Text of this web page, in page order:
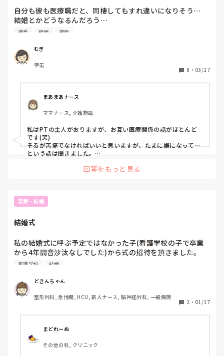
自分も彼も医療職だと、同棲してもすれ違いになりそう…
結婚とかどうなるんだろう…
か、、
気をつけるべきこととか彼と話し合っておくべきこととかあ
りますか？
彼氏 結婚 夜勤
むぎ
学生
8 ・ 03/17
まあまあナース
ママナース, 介護施設
私はPTの主人がおりますが、お互い医療関係の話がほとんど
です(笑)
そるが苦痛でなければいいと思いますが、たまに嫌になって…
という話は聞きました。
も許してくれる、もしくは自分がやってくれないかと話し合っ
回答をもっと見る
恋愛・結婚
結婚式
私の結婚式に呼ぶ予定ではなかった子(看護学校の子で卒業
から4年間音沙汰なしでした)から式の招待を頂きました。
行くか否か、また私の式に招待するか否か悩みます。
看護学校 結婚
どきんちゃん
整形外科, 急性期, HCU, 新人ナース, 脳神経外科, 一般病院
2 ・ 01/17
まどれーぬ
その他の科, クリニック